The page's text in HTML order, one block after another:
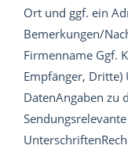
Ort und ggf. ein
Bemerkungen/
Firmenname Ggf.
Empfänger, Dritte)
DatenAngaben zu